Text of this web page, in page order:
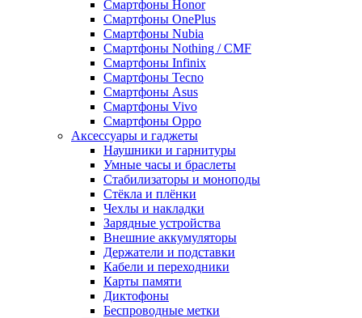
Смартфоны Honor
Смартфоны OnePlus
Смартфоны Nubia
Смартфоны Nothing / CMF
Смартфоны Infinix
Смартфоны Tecno
Смартфоны Asus
Смартфоны Vivo
Смартфоны Oppo
Аксессуары и гаджеты
Наушники и гарнитуры
Умные часы и браслеты
Стабилизаторы и моноподы
Стёкла и плёнки
Чехлы и накладки
Зарядные устройства
Внешние аккумуляторы
Держатели и подставки
Кабели и переходники
Карты памяти
Диктофоны
Беспроводные метки